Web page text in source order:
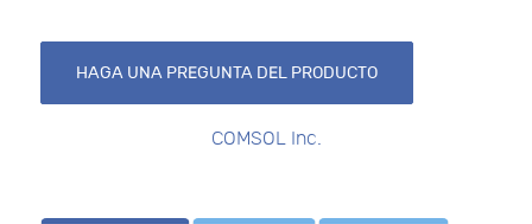
HAGA UNA PREGUNTA DEL PRODUCTO
COMSOL Inc.